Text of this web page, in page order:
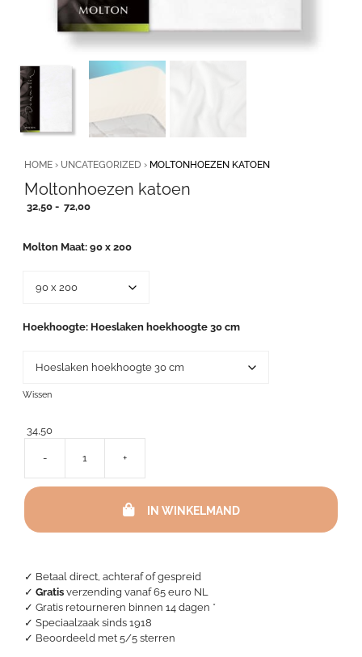
✓ Betaal direct, achteraf of gespreid
✓ Gratis verzending vanaf 65 euro NL
✓ Gratis retourneren binnen 14 dagen *
✓ Speciaalzaak sinds 1918
✓ Beoordeeld met 5/5 sterren
HOME › UNCATEGORIZED › MOLTONHOEZEN KATOEN
Moltonhoezen katoen
32,50 - 72,00Prijsklasse:
72,00
Molton Maat 90 x 200
Hoekhoogte Hoeslaken hoekhoogte 30 cm
Wissen
34,50
-
katoen
+
IN WINKELMAND